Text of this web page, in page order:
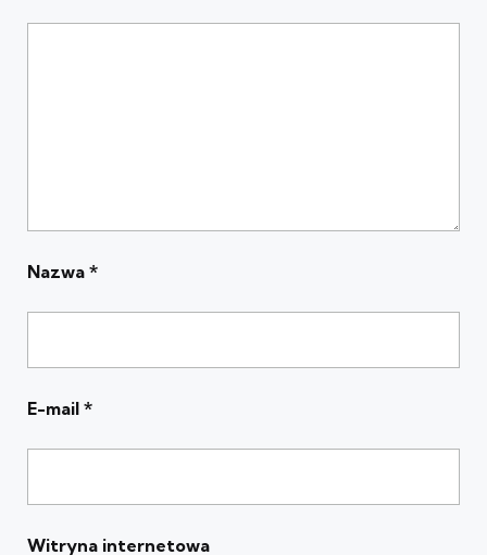
Nazwa *
E-mail *
Witryna internetowa